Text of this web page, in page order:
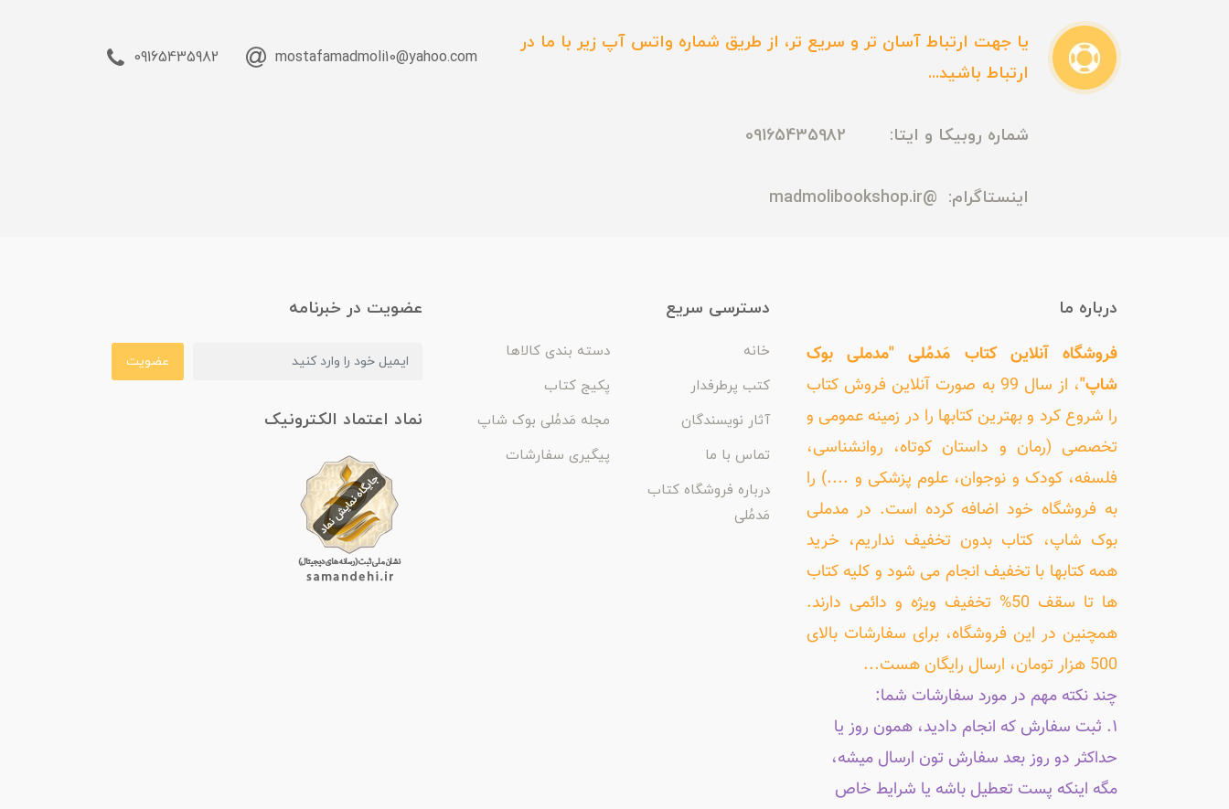
یا جهت ارتباط آسان تر و سریع تر، از طریق شماره واتس آپ زیر با ما در
ارتباط باشید...
شماره روبیکا و ایتا: 09165435982
اینستاگرام: @madmolibookshop.ir
mostafamadmoli10@yahoo.com
09165435982
درباره ما
فروشگاه آنلاین کتاب مَدمُلی "مدملی بوک
شاپ"
، از سال 99 به صورت آنلاین فروش کتاب
را شروع کرد و بهترین کتابها را در زمینه عمومی و
تخصصی (رمان و داستان کوتاه، روانشناسی،
فلسفه، کودک و نوجوان، علوم پزشکی و ....) را
به فروشگاه خود اضافه کرده است. در مدملی
بوک شاپ، کتاب بدون تخفیف نداریم، خرید
همه کتابها با تخفیف انجام می شود و کلیه کتاب
ها تا سقف 50% تخفیف ویژه و دائمی دارند.
همچنین در این فروشگاه، برای سفارشات بالای
500 هزار تومان، ارسال رایگان هست...
چند نکته مهم در مورد سفارشات شما:
۱. ثبت سفارش که انجام دادید، همون روز یا
حداکثر دو روز بعد سفارش تون ارسال میشه،
مگه اینکه پست تعطیل باشه یا شرایط خاص
دسترسی سریع
خانه
دسته بندی کالاها
کتب پرطرفدار
پکیج کتاب
آثار نویسندگان
مجله مَدمُلی بوک شاپ
تماس با ما
پیگیری سفارشات
درباره فروشگاه کتاب
مَدمُلی
عضویت در خبرنامه
عضویت
نماد اعتماد الکترونیک